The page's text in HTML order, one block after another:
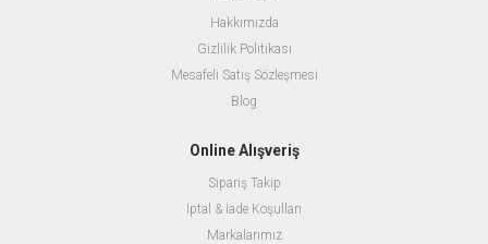
Hakkımızda
Gizlilik Politikası
Mesafeli Satış Sözleşmesi
Blog
Online Alışveriş
Sipariş Takip
İptal & İade Koşulları
Markalarımız